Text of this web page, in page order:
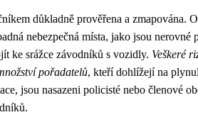
důkladně prověřena a zmapována.
nebezpečná místa, jako jsou nerovné
ke srážce závodníků s vozidly. Veškeré
pořadatelů, kteří dohlížejí na
jsou nasazeni policisté nebo členové